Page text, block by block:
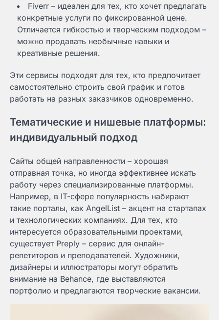
Fiverr – идеален для тех, кто хочет предлагать
конкретные услуги по фиксированной цене.
Отличается гибкостью и творческим подходом –
можно продавать необычные навыки и
креативные решения.
Эти сервисы подходят для тех, кто предпочитает
самостоятельно строить свой график и готов
работать на разных заказчиков одновременно.
Тематические и нишевые платформы:
индивидуальный подход
Сайты общей направленности – хорошая
отправная точка, но иногда эффективнее искать
работу через специализированные платформы.
Например, в IT-сфере популярность набирают
такие порталы, как AngelList – акцент на стартапах
и технологических компаниях. Для тех, кто
интересуется образовательными проектами,
существует Preply – сервис для онлайн-
репетиторов и преподавателей. Художники,
дизайнеры и иллюстраторы могут обратить
внимание на Behance, где выставляются
портфолио и предлагаются творческие вакансии.